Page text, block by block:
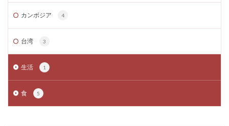
カンボジア 4
台湾 3
生活 1
食 5